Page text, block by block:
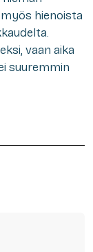
hienoista
vaan aika
suuremmin